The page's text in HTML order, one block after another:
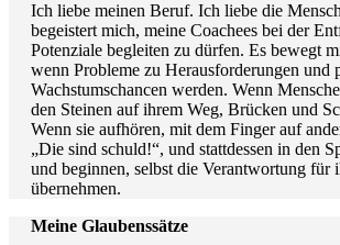
Ich liebe meinen Beruf. Ich liebe die
begeistert mich, meine Coachees bei der
Potenziale begleiten zu dürfen. Es bewegt
wenn Probleme zu Herausforderungen und
Wachstumschancen werden. Wenn
den Steinen auf ihrem Weg, Brücken und
Wenn sie aufhören, mit dem Finger auf
„Die sind schuld!“, und stattdessen in den
und beginnen, selbst die Verantwortung für
übernehmen.
Meine Glaubenssätze